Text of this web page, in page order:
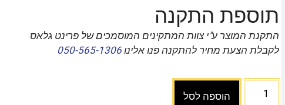
תוספת התקנה
התקנת המוצר ע"י צוות המתקינים המוסמכים של פרינט גלאס
לקבלת הצעת מחיר להתקנה פנו אלינו050-565-1306
הוספה לסל